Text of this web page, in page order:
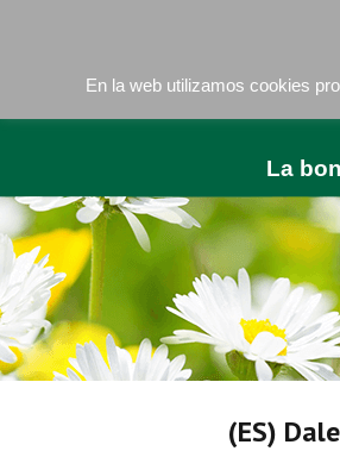
La
(ES)
En la web utilizamos cookies